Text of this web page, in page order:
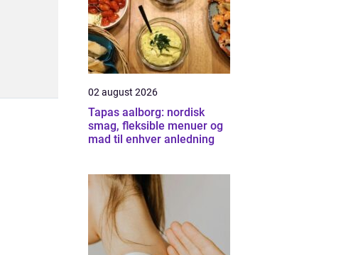
02 august 2026
Tapas aalborg: nordisk
smag, fleksible menuer og
mad til enhver anledning